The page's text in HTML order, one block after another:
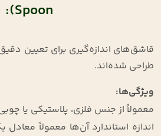
Spoon):
قاشق‌های اندازه‌گیری برای تعیین
طراحی شده‌اند.
ویژگی‌ها:
معمولاً از جنس فلزی، پلاستیکی یا
اندازه استاندارد آن‌ها معمولاً